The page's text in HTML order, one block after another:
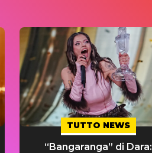
TUTTO NEWS
“Bangaranga” di Dara: